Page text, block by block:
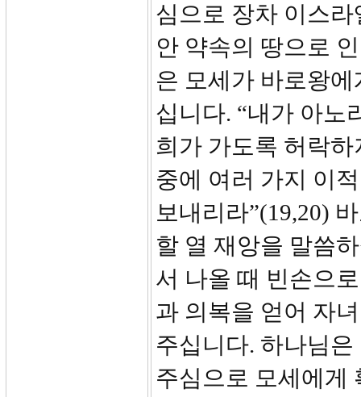
심으로 장차 이스
안 약속의 땅으로
은 모세가 바로왕
십니다. “내가 아노
희가 가도록 허락
중에 여러 가지 이
보내리라”(19,20)
할 열 재앙을 말씀
서 나올 때 빈손으
과 의복을 얻어 자
주십니다. 하나님
주심으로 모세에게